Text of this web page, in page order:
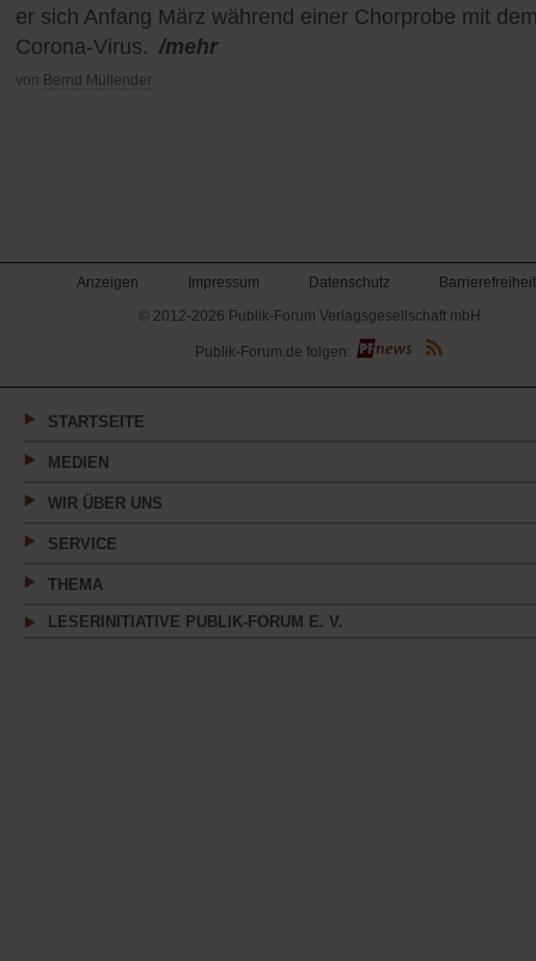
er sich Anfang März während einer Chorprobe mit
Corona-Virus. /mehr
von Bernd Müllender
Anzeigen Impressum Datenschutz
Barrierefreiheit
© 2012-2026 Publik-Forum Verlagsgesellschaft mbH
(Öffnet
in
neuen
Publik-Forum.de folgen:
STARTSEITE
MEDIEN
WIR ÜBER UNS
SERVICE
THEMA
LESERINITIATIVE PUBLIK-FORUM E. V.